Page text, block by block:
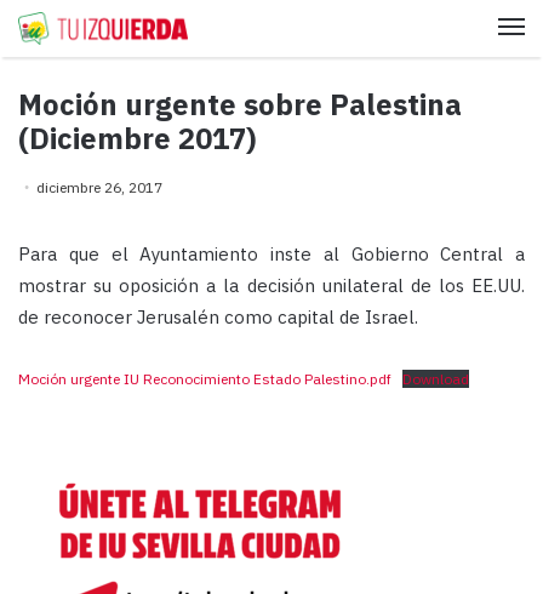
Moción urgente sobre Palestina
(Diciembre 2017)
diciembre 26, 2017
Para que el Ayuntamiento inste al Gobierno Central a
mostrar su oposición a la decisión unilateral de los EE.UU.
de reconocer Jerusalén como capital de Israel.
Moción urgente IU Reconocimiento Estado Palestino.pdf Download